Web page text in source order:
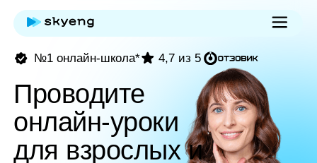
4,7 из 5
Проводите
онлайн-уроки
для взрослых и
детей